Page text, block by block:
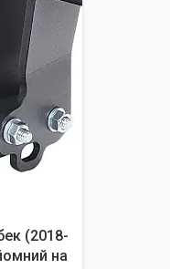
(2018-
на